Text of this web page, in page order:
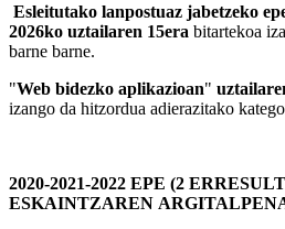
Esleitutako lanpostuaz jabetzeko
2026ko uztailaren 15era bitartekoa
barne barne.
"Web bidezko aplikazioan"
izango da hitzordua adierazitako
2020-2021-2022 EPE (2
ESKAINTZAREN